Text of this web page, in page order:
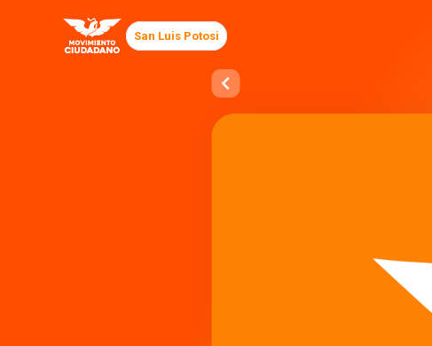
San Luis Potosi